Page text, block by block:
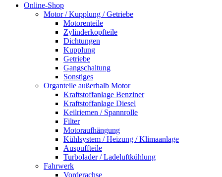
Online-Shop
Motor / Kupplung / Getriebe
Motorenteile
Zylinderkopfteile
Dichtungen
Kupplung
Getriebe
Gangschaltung
Sonstiges
Organteile außerhalb Motor
Kraftstoffanlage Benziner
Kraftstoffanlage Diesel
Keilriemen / Spannrolle
Filter
Motoraufhängung
Kühlsystem / Heizung / Klimaanlage
Auspuffteile
Turbolader / Ladeluftkühlung
Fahrwerk
Vorderachse